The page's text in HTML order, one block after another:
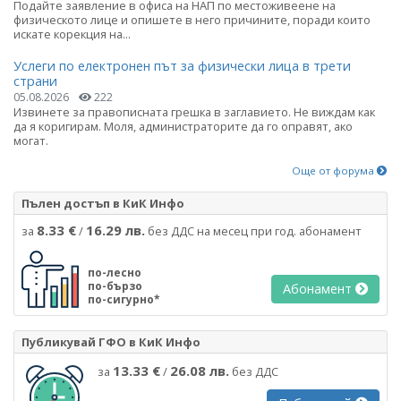
Подайте заявление в офиса на НАП по местоживеене на
физическото лице и опишете в него причините, поради които
искате корекция на...
Услеги по електронен път за физически лица в трети
страни
05.08.2026 222
Извинете за правописната грешка в заглавието. Не виждам как
да я коригирам. Моля, администраторите да го оправят, ако
могат.
Още от форума
Пълен достъп в КиК Инфо
за 8.33 €/ 16.29 лв. без ДДС на месец при год. абонамент
по-лесно
по-бързо
по-сигурно*
Абонамент
Публикувай ГФО в КиК Инфо
за 13.33 €/ 26.08 лв. без ДДС